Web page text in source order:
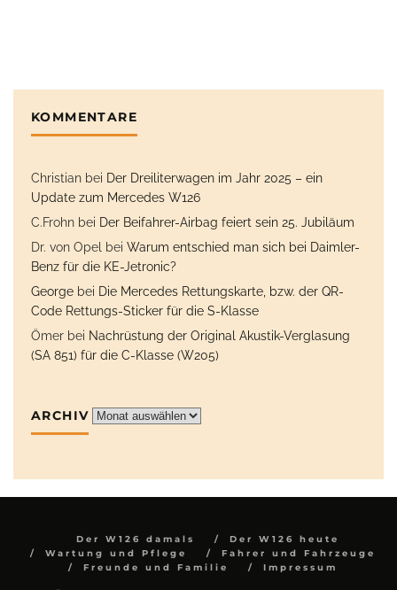
KOMMENTARE
Christian bei Der Dreiliterwagen im Jahr 2025 – ein
Update zum Mercedes W126
C.Frohn bei Der Beifahrer-Airbag feiert sein 25. Jubiläum
Dr. von Opel
bei Warum entschied man sich bei Daimler-
Benz für die KE-Jetronic?
George bei Die Mercedes Rettungskarte, bzw. der QR-
Code Rettungs-Sticker für die S-Klasse
Ömer bei Nachrüstung der Original Akustik-Verglasung
(SA 851) für die C-Klasse (W205)
ARCHIV Archiv
Der W126 damals
Der W126 heute
Wartung und Pflege
Fahrer und Fahrzeuge
Freunde und Familie
Impressum